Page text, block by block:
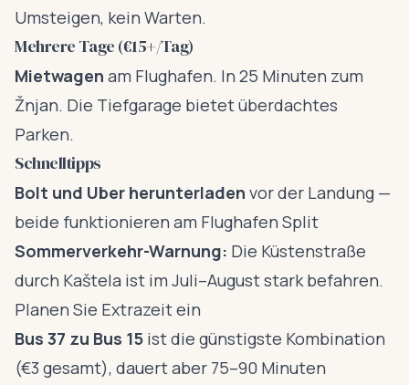
Umsteigen, kein Warten.
Mehrere Tage (€15+/Tag)
Mietwagen am Flughafen. In 25 Minuten zum
Žnjan. Die Tiefgarage bietet überdachtes
Parken.
Schnelltipps
Bolt und Uber herunterladen vor der Landung —
beide funktionieren am Flughafen Split
Sommerverkehr-Warnung: Die Küstenstraße
durch Kaštela ist im Juli–August stark befahren.
Planen Sie Extrazeit ein
Bus 37 zu Bus 15 ist die günstigste Kombination
(€3 gesamt), dauert aber 75–90 Minuten